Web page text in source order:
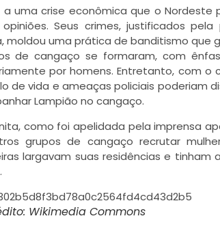
a uma crise econômica que o
opiniões. Seus crimes, justificados
moldou uma prática de banditismo que
de cangaço se formaram, com
por homens. Entretanto, com o
de vida e ameaças policiais poderiam
Lampião no cangaço.
como foi apelidada pela imprensa
grupos de cangaço recrutar
largavam suas residências e
Wikimedia Commons